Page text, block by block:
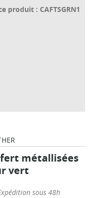
produit : CAFTSGRN1
métallisées
vert
sous 48h